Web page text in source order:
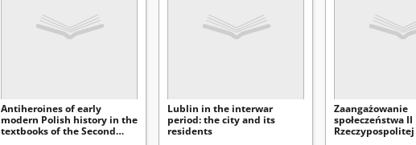
Antiheroines of early
modern Polish history in the
textbooks of the Second
Lublin in the interwar
period: the city and its
residents
Zaangażowanie
społeczeństwa II